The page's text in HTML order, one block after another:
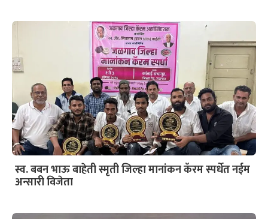
स्व. बबन भाऊ बाहेती स्मृती जिल्हा मानांकन कॅरम स्पर्धेत नईम
अन्सारी विजेता